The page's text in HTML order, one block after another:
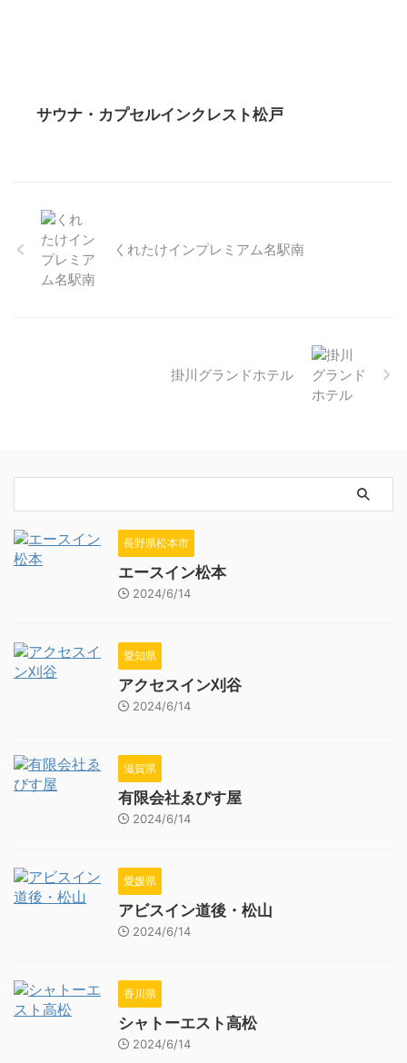
サウナ・カプセルインクレスト松戸
くれたけインプレミアム名駅南
掛川グランドホテル
長野県松本市
エースイン松本
2024/6/14
愛知県
アクセスイン刈谷
2024/6/14
滋賀県
有限会社ゑびす屋
2024/6/14
愛媛県
アビスイン道後・松山
2024/6/14
香川県
シャトーエスト高松
2024/6/14